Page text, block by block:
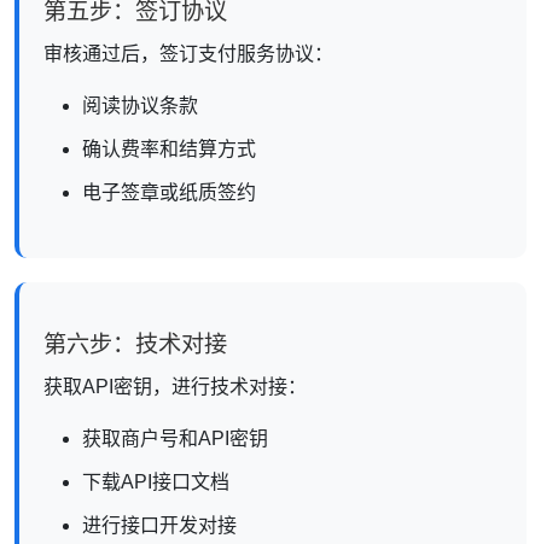
第五步：签订协议
审核通过后，签订支付服务协议：
阅读协议条款
确认费率和结算方式
电子签章或纸质签约
第六步：技术对接
获取API密钥，进行技术对接：
获取商户号和API密钥
下载API接口文档
进行接口开发对接